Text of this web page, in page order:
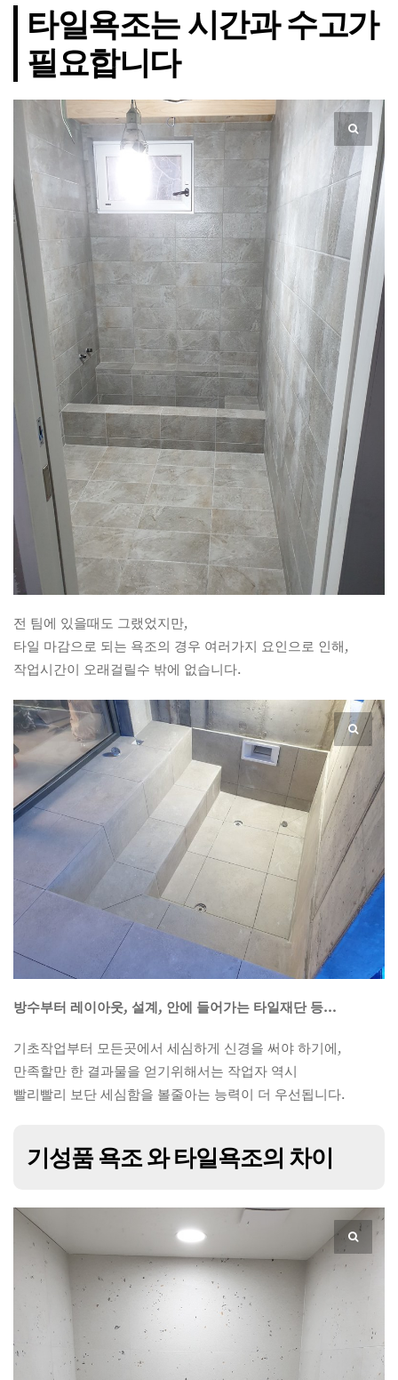
타일욕조는 시간과 수고가
필요합니다
전 팀에 있을때도 그랬었지만,
타일 마감으로 되는 욕조의 경우 여러가지 요인으로 인해,
작업시간이 오래걸릴수 밖에 없습니다.
방수부터 레이아웃, 설계, 안에 들어가는 타일재단 등…
기초작업부터 모든곳에서 세심하게 신경을 써야 하기에,
만족할만 한 결과물을 얻기위해서는 작업자 역시
빨리빨리 보단 세심함을 볼줄아는 능력이 더 우선됩니다.
기성품 욕조 와 타일욕조의 차이